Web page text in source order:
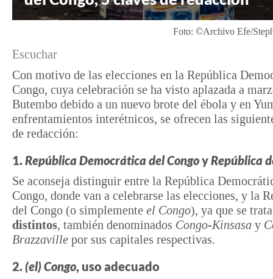
Foto: ©Archivo Efe/
Escuchar
Con motivo de las elecciones en la República
Congo, cuya celebración se ha visto aplazada a
Butembo debido a un nuevo brote del ébola y en
enfrentamientos interétnicos, se ofrecen las
de redacción:
1. República Democrática del CongoyRepública
Se aconseja distinguir entre la República
Congo, donde van a celebrarse las elecciones, y la
del Congo (o simplemente el Congo), ya que se
distintos, también denominados Congo-Kinsasa y
Brazzaville por sus capitales respectivas.
2. (el) Congo, uso adecuado